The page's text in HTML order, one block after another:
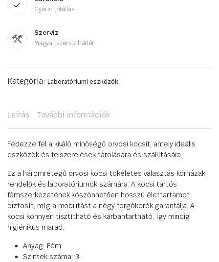
Gyártói jótállás
Szerviz
Magyar szerviz háttér
Kategória: Laboratóriumi eszközök
Leírás További információk
Fedezze fel a kiváló minőségű orvosi kocsit, amely ideális
eszközök és felszerelések tárolására és szállítására.
Ez a háromrétegű orvosi kocsi tökéletes választás kórházak,
rendelők és laboratóriumok számára. A kocsi tartós
fémszerkezetének köszönhetően hosszú élettartamot
biztosít, míg a mobilitást a négy forgókerék garantálja. A
kocsi könnyen tisztítható és karbantartható, így mindig
higiénikus marad.
Anyag: Fém
Szintek száma: 3